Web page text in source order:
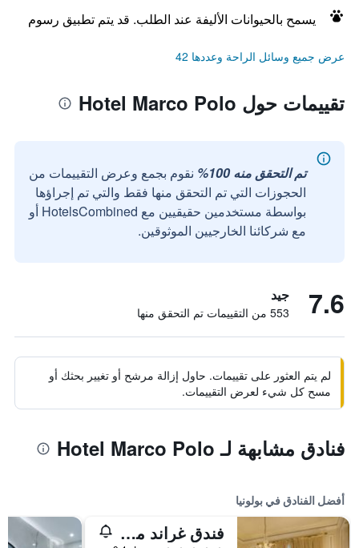
يسمح بالحيوانات الأليفة عند الطلب. قد يتم تطبيق رسوم
عرض جميع وسائل الراحة وعددها 42
تقييمات حول Hotel Marco Polo
تم التحقق منه 100%
نقوم بجمع وعرض التقييمات من
الحجوزات التي تم التحقق منها فقط والتي تم إجراؤها
بواسطة مستخدمين حقيقيين مع HotelsCombined أو
مع شركائنا الخارجيين الموثوقين.
7.6 جيد
553 من التقييمات تم التحقق منها
لم يتم العثور على تقييمات. حاول إزالة مرشح أو تغيير بحثك أو
مسح كل شيء لعرض التقييمات.
فنادق مشابهة لـ Hotel Marco Polo
أفضل الفنادق في بولونيا
فندق غراند ماجستيك جيا باليوني